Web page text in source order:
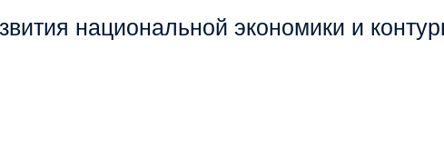
национальной экономики и